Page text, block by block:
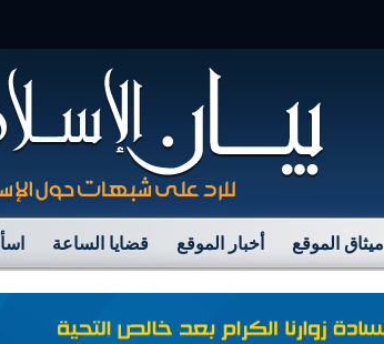
ميثاق الموقع أخبار الموقع قضايا الساعة
موسوعة بيان الإسلام – قسم شبهات حول